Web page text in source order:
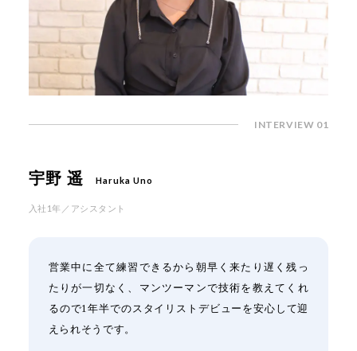
INTERVIEW 01
宇野 遥 Haruka Uno
入社1年／アシスタント
営業中に全て練習できるから朝早く来たり遅く残っ
たりが一切なく、マンツーマンで技術を教えてくれ
るので1年半でのスタイリストデビューを安心して迎
えられそうです。